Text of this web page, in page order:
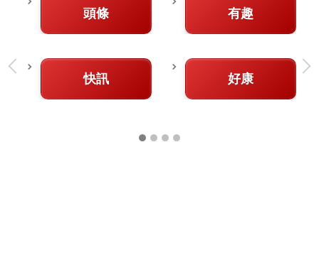
頭條 有趣
快訊 好康